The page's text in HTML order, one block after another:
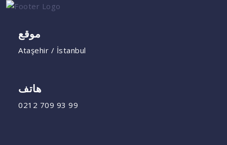
موقع
Ataşehir / İstanbul
هاتف
0212 709 93 99